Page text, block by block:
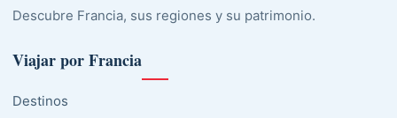
Descubre Francia, sus regiones y su patrimonio.
Viajar por Francia
Destinos